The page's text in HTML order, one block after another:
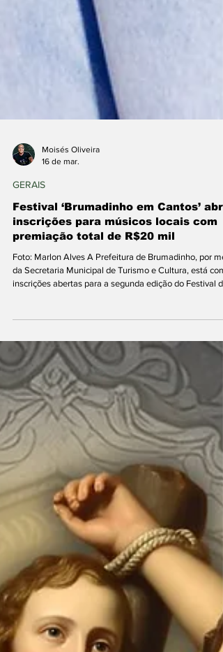
Moisés Oliveira
16 de mar.
GERAIS
Festival ‘Brumadinho em Cantos’
inscrições para músicos locais com
da Secretaria Municipal de Turismo e Cultura, está com
inscrições abertas para a segunda edição do Festival de
Música Brumadinho em Cantos, evento que busca
valorizar a produção musical local e dar visibilidade a
músicos e compositores do município. As inscrições são
gratuitas e podem ser realizadas até o dia 20 de março,
exclusivamente por meio de formulário eletrônico
disponível abaixo. Podem participar artistas a part